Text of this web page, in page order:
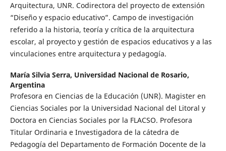
Arquitectura, UNR. Codirectora del proyecto de extensión
“Diseño y espacio educativo”. Campo de investigación
referido a la historia, teoría y crítica de la arquitectura
escolar, al proyecto y gestión de espacios educativos y a las
vinculaciones entre arquitectura y pedagogía.
María Silvia Serra, Universidad Nacional de Rosario,
Argentina
Profesora en Ciencias de la Educación (UNR). Magister en
Ciencias Sociales por la Universidad Nacional del Litoral y
Doctora en Ciencias Sociales por la FLACSO. Profesora
Titular Ordinaria e Investigadora de la cátedra de
Pedagogía del Departamento de Formación Docente de la